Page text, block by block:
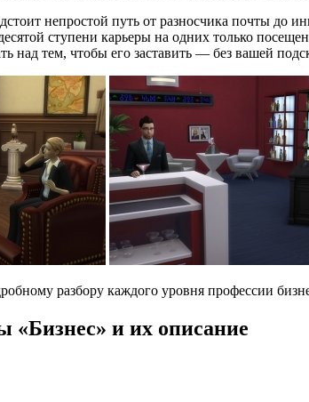
непростой путь от разносчика почты до
ступени карьеры на одних только
над тем, чтобы его заставить — без вашей
разбору каждого уровня профессии
«Бизнес» и их описание